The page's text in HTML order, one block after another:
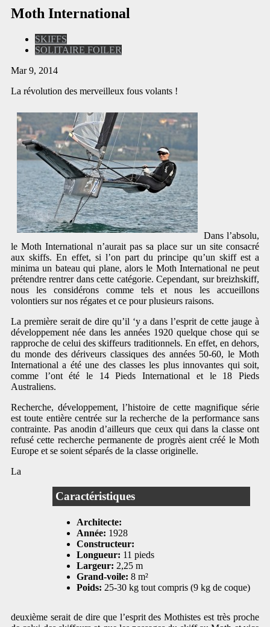
Moth International
SKIFFS
SOLITAIRE FOILER
Mar 9, 2014
La révolution des merveilleux fous volants !
Dans l’absolu,
le Moth International n’aurait pas sa place sur un site consacré
aux skiffs. En effet, si l’on part du principe qu’un skiff est a
minima un bateau qui plane, alors le Moth International ne peut
prétendre rentrer dans cette catégorie. Cependant, sur breizhskiff,
nous les considérons comme tels et nous les accueillons
volontiers sur nos régates et ce pour plusieurs raisons.
La première serait de dire qu’il ‘y a dans l’esprit de cette jauge à
développement née dans les années 1920 quelque chose qui se
rapproche de celui des skiffeurs traditionnels. En effet, en dehors,
du monde des dériveurs classiques des années 50-60, le Moth
International a été une des classes les plus innovantes qui soit,
comme l’ont été le 14 Pieds International et le 18 Pieds
Australiens.
Recherche, développement, l’histoire de cette magnifique série
est toute entière centrée sur la recherche de la performance sans
contrainte. Pas anodin d’ailleurs que ceux qui dans la classe ont
refusé cette recherche permanente de progrès aient créé le Moth
Europe et se soient séparés de la classe originelle.
Caractéristiques
Architecte:
Année: 1928
Constructeur:
Longueur: 11 pieds
Largeur: 2,25 m
Grand-voile: 8 m²
Poids: 25-30 kg tout compris (9 kg de coque)
La
deuxième serait de dire que l’esprit des Mothistes est très proche